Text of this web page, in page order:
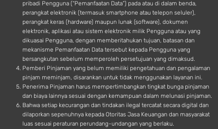
pribadi Pengguna (“Pemanfaatan Data”) pada atau di dalam benda,
perangkat elektronik (termasuk smartphone atau telepon seluler),
perangkat keras (hardware) maupun lunak (software), dokumen
elektronik, aplikasi atau sistem elektronik milik Pengguna atau yang
dikuasai Pengguna, dengan memberitahukan tujuan, batasan dan
mekanisme Pemanfaatan Data tersebut kepada Pengguna yang
bersangkutan sebelum memperoleh persetujuan yang dimaksud.
Pemberi Pinjaman yang belum memiliki pengetahuan dan pengalaman
pinjam meminjam, disarankan untuk tidak menggunakan layanan ini.
Penerima Pinjaman harus mempertimbangkan tingkat bunga pinjaman
dan biaya lainnya sesuai dengan kemampuan dalam melunasi pinjaman.
Bahwa setiap kecurangan dan tindakan ilegal tercatat secara digital dan
dilaporkan sepenuhnya kepada Otoritas Jasa Keuangan dan masyarakat
luas sesuai peraturan perundang-undangan yang berlaku.